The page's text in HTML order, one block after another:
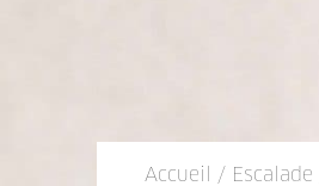
Accueil / Escalade